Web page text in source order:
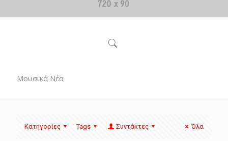
Μουσικά Νέα
Κατηγορίες Tags Συντάκτες Όλα